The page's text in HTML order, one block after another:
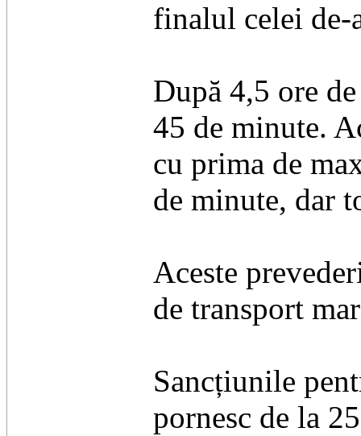
finalul celei
După 4,5 ore
45 de minute.
cu prima de
de minute, dar
Aceste
de transport
Sancțiunile
pornesc de la